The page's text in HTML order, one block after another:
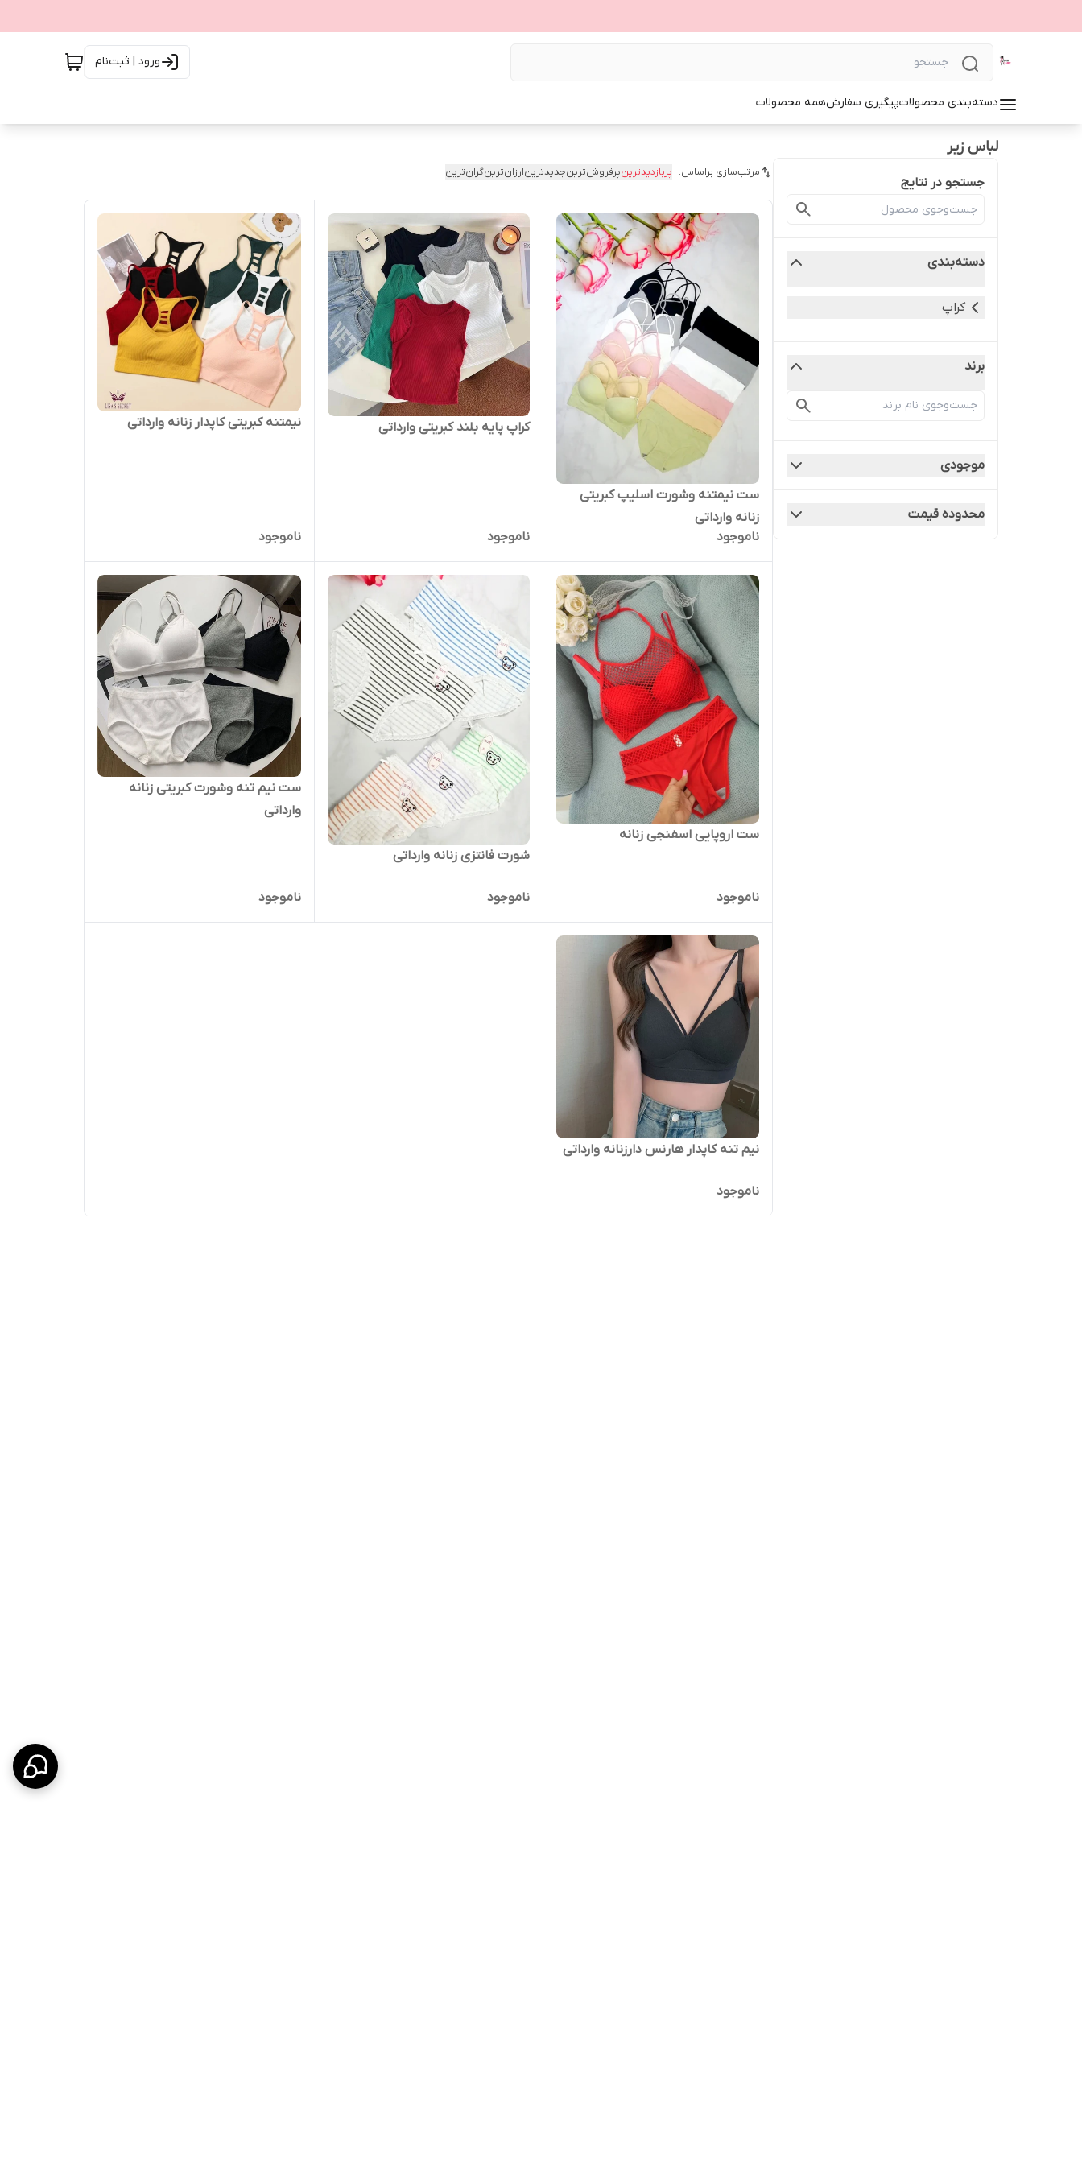
ورود | ثبت‌نام
دسته‌بندی محصولاتپیگیری سفارشهمه محصولات
لباس زیر
جستجو در نتایج
دسته‌بندی
کراپ
برند
موجودی
محدوده قیمت
مرتب‌سازی براساس: پربازدیدترینپرفروش‌ترینجدیدترینارزان‌ترینگران‌ترین
ست نیمتنه وشورت اسلیپ کبریتی
زنانه وارداتی
ناموجود
کراپ پایه بلند کبریتی وارداتی
ناموجود
نیمتنه کبریتی کاپدار زنانه وارداتی
ناموجود
ست اروپایی اسفنجی زنانه
ناموجود
شورت فانتزی زنانه وارداتی
ناموجود
ست نیم تنه وشورت کبریتی زنانه
وارداتی
ناموجود
نیم تنه کاپدار هارنس دارزنانه وارداتی
ناموجود